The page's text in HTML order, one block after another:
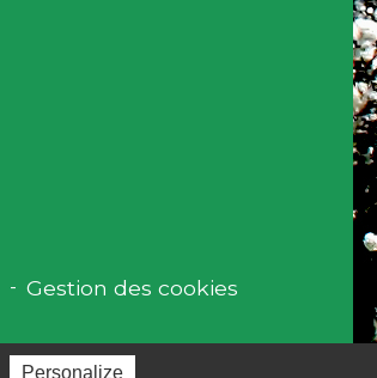
- Gestion des cookies
Personalize